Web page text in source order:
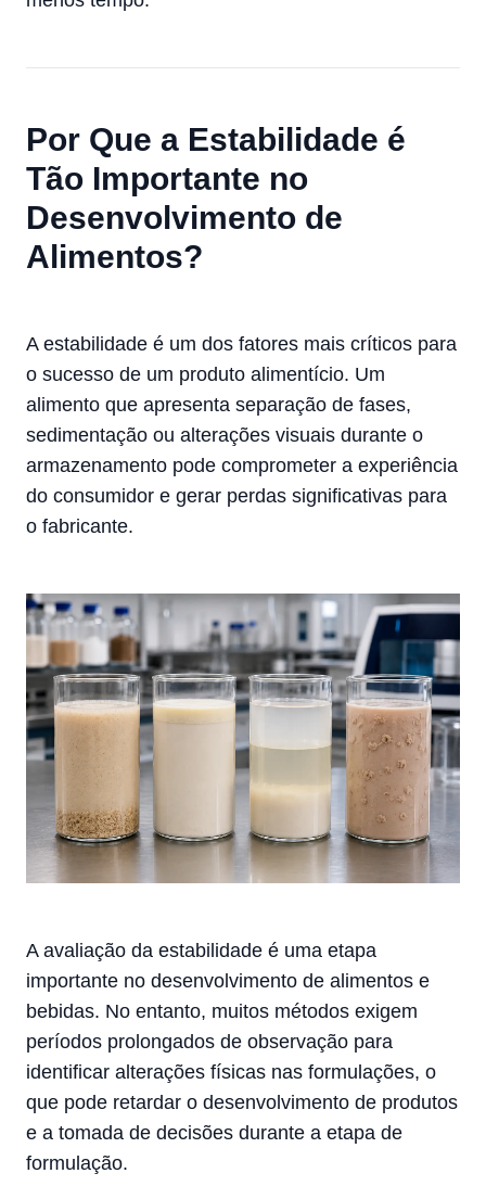
Por Que a Estabilidade é
Tão Importante no
Desenvolvimento de
Alimentos?
A estabilidade é um dos fatores mais críticos para
o sucesso de um produto alimentício. Um
alimento que apresenta separação de fases,
sedimentação ou alterações visuais durante o
armazenamento pode comprometer a experiência
do consumidor e gerar perdas significativas para
o fabricante.
A avaliação da estabilidade é uma etapa
importante no desenvolvimento de alimentos e
bebidas. No entanto, muitos métodos exigem
períodos prolongados de observação para
identificar alterações físicas nas formulações, o
que pode retardar o desenvolvimento de produtos
e a tomada de decisões durante a etapa de
formulação.